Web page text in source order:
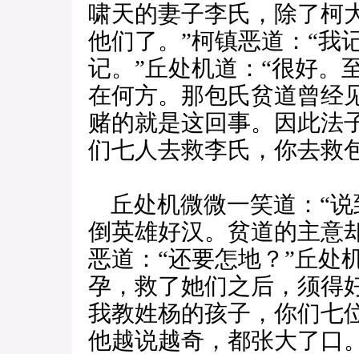
啸天的妻子李氏，除了柯
他们了。”柯镇恶道：“我
记。”丘处机道：“很好。
在何方。那包氏贫道曾经
赌的就是这回事。因此
们七人去救李氏，你去救
丘处机微微一笑道：“
倒英雄好汉。贫道的主意
恶道：“还要怎地？”丘处
孕，救了她们之后，须得
我教姓杨的孩子，你们
他越说越奇，都张大了口